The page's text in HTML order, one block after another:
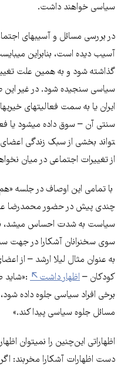
سیاسی خواهند داشت.
در بررسی مسائل و آسیب­های
آسیب دیده است، بنابراین
گذاشته شود و به همین علت
سیاسی سنجیده شود. در غیر این
ایران یا به سمت فعالیت­های
تواند بخشی از سبک زندگی
از تغییرات اجتماعی در میان
با تمامی این اوصاف در جلسه «هم
چندی پیش در حضور محمدرضا
سیاست به شدت احساس می­شد،
سوی سخنرانان آشکارا در جهت
به عنوان مثال لیلا ارشد – از
کودکان –اظهار داشت
:«شاید
برخی افراد سیاسی جلوه داده
مسائل جلوه سیاسی پیدا کند.»
اظهاراتی این‌چنین را نمی­توان
دست اظهارات آشکارا مخربند: